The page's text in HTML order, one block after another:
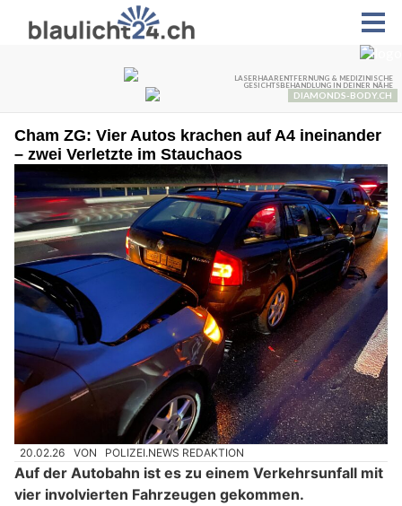
Cham ZG: Vier Autos krachen auf A4 ineinander
– zwei Verletzte im Stauchaos
20.02.26 VON POLIZEI.NEWS REDAKTION
Auf der Autobahn ist es zu einem Verkehrsunfall mit
vier involvierten Fahrzeugen gekommen.